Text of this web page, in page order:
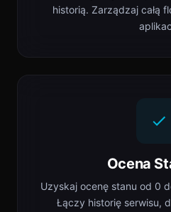
historią. Zarządzaj całą
Ocena
Uzyskaj ocenę stanu od 0
Łączy historię serwisu,